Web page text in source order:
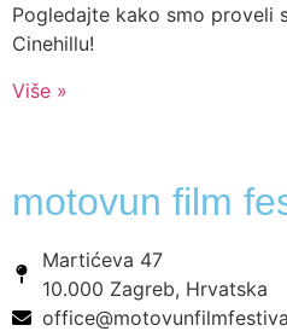
Pogledajte kako smo proveli
Cinehillu!
Više »
motovun film
Martićeva 47
10.000 Zagreb, Hrvatska